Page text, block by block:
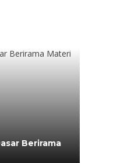
Berirama